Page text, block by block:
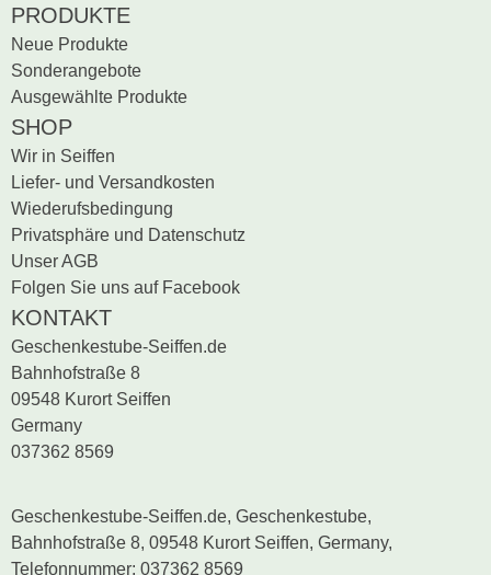
PRODUKTE
Neue Produkte
Sonderangebote
Ausgewählte Produkte
SHOP
Wir in Seiffen
Liefer- und Versandkosten
Wiederufsbedingung
Privatsphäre und Datenschutz
Unser AGB
Folgen Sie uns auf Facebook
KONTAKT
Geschenkestube-Seiffen.de
Bahnhofstraße 8
09548 Kurort Seiffen
Germany
037362 8569
Geschenkestube-Seiffen.de, Geschenkestube,
Bahnhofstraße 8, 09548 Kurort Seiffen, Germany,
Telefonnummer: 037362 8569